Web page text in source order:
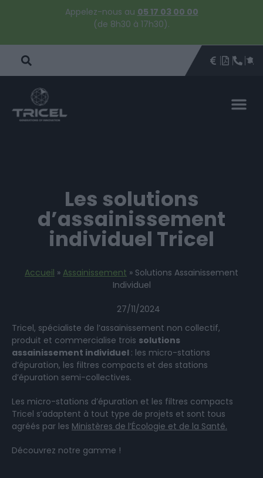
Appelez-nous au 05 17 03 00 00
(de 8h30 à 17h30).
DEVISÊTRE
Les solutions
d’assainissement
individuel Tricel
Accueil » Assainissement » Solutions Assainissement
Individuel
27/11/2024
Tricel, spécialiste de l’assainissement non collectif,
produit et commercialise trois solutions
assainissement individuel : les micro-stations
d’épuration, les filtres compacts et des stations
d’épuration semi-collectives.
Les micro-stations d’épuration et les filtres compacts
Tricel s’adaptent à tout type de projets et sont tous
agréés par les Ministères de l’Écologie et de la Santé.
Découvrez notre gamme !